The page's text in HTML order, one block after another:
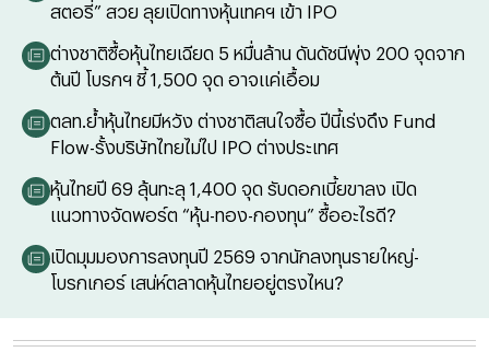
สตอรี่” สวย ลุยเปิดทางหุ้นเทคฯ เข้า IPO
ต่างชาติซื้อหุ้นไทยเฉียด 5 หมื่นล้าน ดันดัชนีพุ่ง 200 จุดจาก
ต้นปี โบรกฯ ชี้ 1,500 จุด อาจแค่เอื้อม
ตลท.ย้ำหุ้นไทยมีหวัง ต่างชาติสนใจซื้อ ปีนี้เร่งดึง Fund
Flow-รั้งบริษัทไทยไม่ไป IPO ต่างประเทศ
หุ้นไทยปี 69 ลุ้นทะลุ 1,400 จุด รับดอกเบี้ยขาลง เปิด
แนวทางจัดพอร์ต “หุ้น-ทอง-กองทุน” ซื้ออะไรดี?
เปิดมุมมองการลงทุนปี 2569 จากนักลงทุนรายใหญ่-
โบรกเกอร์ เสน่ห์ตลาดหุ้นไทยอยู่ตรงไหน?